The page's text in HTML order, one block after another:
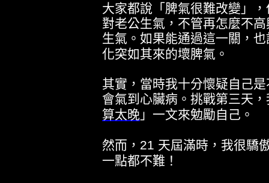
大家都說「脾氣很難改變」
對老公生氣，不管再怎麼不
生氣。如果能通過這一關，
化突如其來的壞脾氣。
其實，當時我十分懷疑自己
會氣到心臟病。挑戰第三天
算太晚 」一文來勉勵自己。
然而， 21 天屆滿時，我很驕
一點都不難！